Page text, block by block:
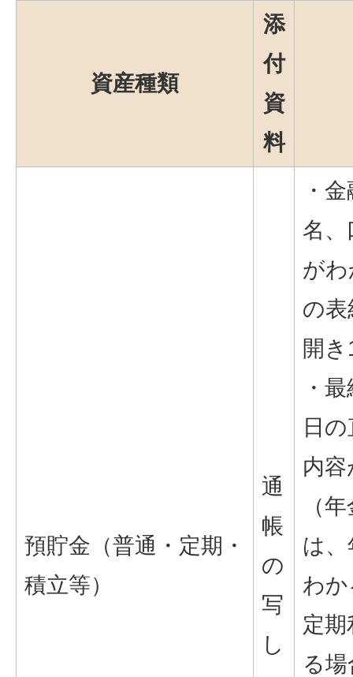
資産種類
添
付
資
料
預貯金（普通・定期・
積立等）
通
帳
の
写
し
・
名、
が
の
開
・
日
内
（
は
わ
定
る